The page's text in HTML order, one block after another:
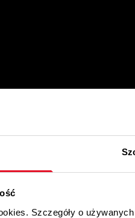
Szczegóły o